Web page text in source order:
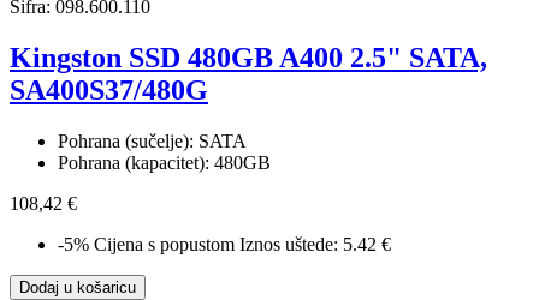
Šifra: 098.600.110
Kingston SSD 480GB A400 2.5" SATA,
SA400S37/480G
Pohrana (sučelje): SATA
Pohrana (kapacitet): 480GB
108,42 €
-5% Cijena s popustom Iznos uštede: 5.42 €
Dodaj u košaricu